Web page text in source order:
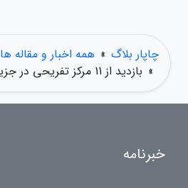
چاپار بلاگ » همه اخبار و مقاله ها
» بازدید از 11 مرکز تفریحی در جزیره قشم
خبرنامه